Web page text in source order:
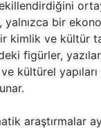
yalnızca bir
kimlik ve kültür
figürler,
kültürel yapıları
araştırmalar